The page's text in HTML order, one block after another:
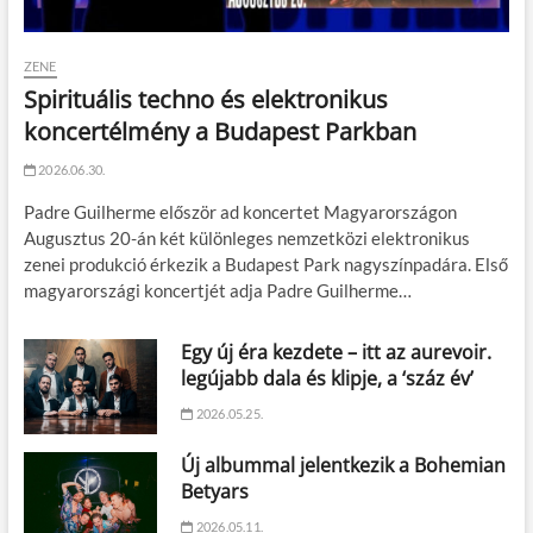
ZENE
Spirituális techno és elektronikus
koncertélmény a Budapest Parkban
2026.06.30.
Padre Guilherme először ad koncertet Magyarországon
Augusztus 20-án két különleges nemzetközi elektronikus
zenei produkció érkezik a Budapest Park nagyszínpadára. Első
magyarországi koncertjét adja Padre Guilherme…
Egy új éra kezdete – itt az aurevoir.
legújabb dala és klipje, a ‘száz év’
2026.05.25.
Új albummal jelentkezik a Bohemian
Betyars
2026.05.11.